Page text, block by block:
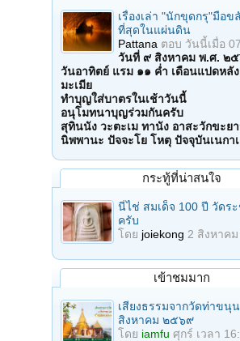
เรื่องเล่า "นักขุดกรุ"มือข
ที่สุดในแผ่นดิน
Pattana ตอบ วันนี้เมื่อ
วันที่ ๙ สิงหาคม พ.ศ. ๒
วันอาทิตย์ แรม ๑๑ ค่ำ เดือนแปดหลั
มะเมีย
ทำบุญใส่บาตรในเช้าวันนี้
อนุโมทนาบุญร่วมกันครับ
สุทินนัง วะตะเม ทานัง อาสะวักขะย
นิพพานะ ปัจจะโย โหตุ ปัจจุบันเนกา
กระทู้ที่น่าสนใจ
นี่ไช่ สมเด็จ 100 ปี วัดร
ครับ
โดย joiekong 2 สิงหาคม
เข้าชมมาก
เสียงธรรมจากวัดท่าขนุ
สิงหาคม ๒๕๖๙
โดย iamfu ศุกร์ เวลา